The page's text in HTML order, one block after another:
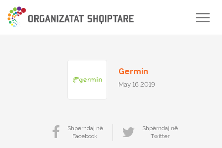
Toggle
Germin
May 16 2019
Shpërndaj në
Facebook
Shpërndaj në
Twitter